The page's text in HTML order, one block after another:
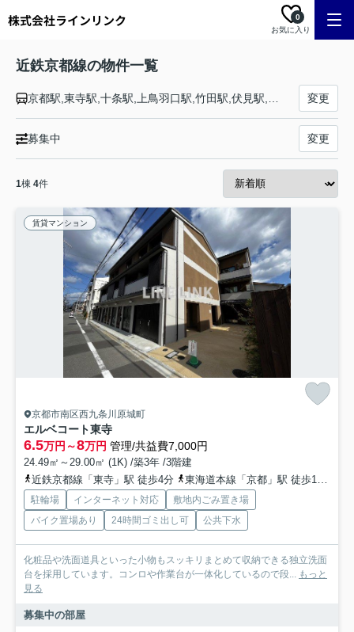
お気に入り
0
近鉄京都線の物件一覧
変更
募集中 変更
1棟 4件
賃貸マンション
京都市南区西九条川原城町
エルベコート東寺
6.5万円～8万円 管理/共益費7,000円
24.49㎡～29.00㎡ (1K) /築3年 /3階建
近鉄京都線「東寺」駅 徒歩4分
東海道本線「京都」駅 徒歩15分
駐輪場 インターネット対応
敷地内ごみ置き場
バイク置場あり
24時間ゴミ出し可 公共下水
化粧品や洗面道具といった小物もスッキリまとめて収納できる独立洗面
台を採用しています。コンロや作業台が一体化しているので段... もっと
見る
募集中の部屋